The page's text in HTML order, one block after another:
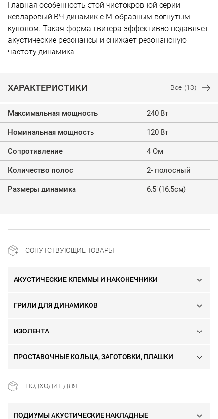
Главная особенность этой чистокровной серии –
кевларовый ВЧ динамик с М-образным вогнутым
куполом. Такая форма твитера эффективно подавляет
акустические резонансы и снижает резонансную
частоту динамика
ХАРАКТЕРИСТИКИ Все (13)
Максимальная мощность 240 Вт
Номинальная мощность 120 Вт
Сопротивление 4 Ом
Количество полос 2- полосный
Размеры динамика 6,5"(16,5см)
СОПУТСТВУЮЩИЕ ТОВАРЫ
АКУСТИЧЕСКИЕ КЛЕММЫ И НАКОНЕЧНИКИ
ГРИЛИ ДЛЯ ДИНАМИКОВ
ИЗОЛЕНТА
ПРОСТАВОЧНЫЕ КОЛЬЦА, ЗАГОТОВКИ, ПЛАШКИ
ПОДХОДИТ ДЛЯ
ПОДИУМЫ АКУСТИЧЕСКИЕ НАКЛАДНЫЕ